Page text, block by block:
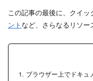
この記事の最後に、クイ
ント など、さらなるリソー
ブラウザー上でドキュ